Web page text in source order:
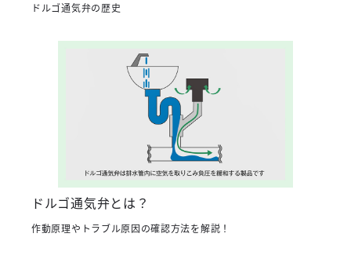
ドルゴ通気弁の歴史
ドルゴ通気弁とは？
作動原理やトラブル原因の確認方法を解説！